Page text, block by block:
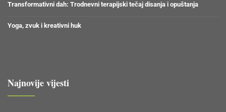
Transformativni dah: Trodnevni terapijski tečaj disanja i opuštanja
Yoga, zvuk i kreativni huk
Najnovije vijesti